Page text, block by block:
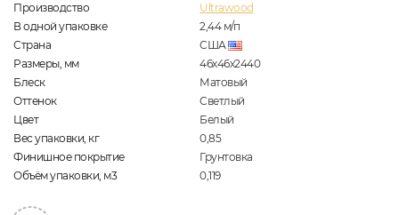
Производство
Ultrawood
В одной упаковке
2,44 м/п
Страна
США
Размеры, мм
46х46х2440
Блеск
Матовый
Оттенок
Светлый
Цвет
Белый
Вес упаковки, кг
0,85
Финишное покрытие
Грунтовка
Объём упаковки, м3
0,119